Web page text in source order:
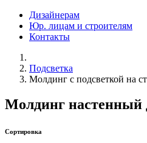
Дизайнерам
Юр. лицам и строителям
Контакты
Подсветка
Молдинг с подсветкой на
Молдинг настенный
Сортировка